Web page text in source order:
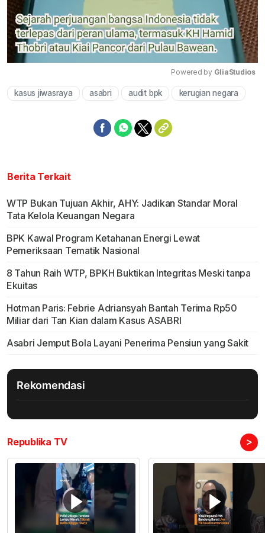
Mute
Powered by GliaStudios
kasus jiwasraya asabri audit bpk kerugian negara
Berita Terkait
WTP Bukan Tujuan Akhir, AHY: Jadikan Standar Moral
Tata Kelola Keuangan Negara
BPK Kawal Program Ketahanan Energi Lewat
Pemeriksaan Tematik Nasional
8 Tahun Raih WTP, BPKH Buktikan Integritas Meski tanpa
Ekuitas
Hotman Paris: Febrie Adriansyah Bantah Terima Rp50
Miliar dari Tan Kian dalam Kasus ASABRI
Asabri Jemput Bola Layani Penerima Pensiun yang Sakit
Rekomendasi
Republika TV >